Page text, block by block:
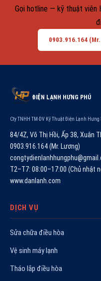
Gọi hotline — kỹ thuật viên
0903.916.164
ĐIỆN LẠNH HƯNG PHÚ
Cty TNHH TM-DV Kỹ Thuật Điện Lạnh Hưng
84/4Z, Võ Thị Hồi, Ấp 38, Xuân
0903.916.164 (Mr. Lương)
T2–T7: 08:00–17:00 (Chủ nhật
www.danlanh.com
DỊCH VỤ
Sửa chữa điều hòa
Vệ sinh máy lạnh
Tháo lắp điều hòa